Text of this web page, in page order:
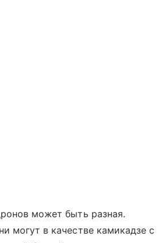
может быть разная.
могут в качестве камикадзе с